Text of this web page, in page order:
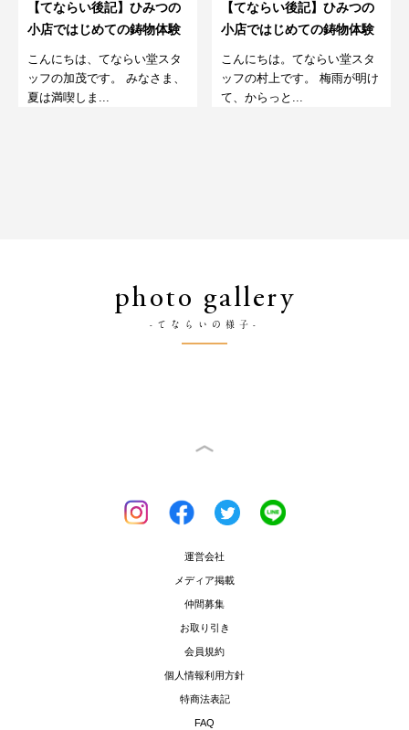
【てならい後記】ひみつの
小店ではじめての鋳物体験
こんにちは、てならい堂スタ
ッフの加茂です。 みなさま、
夏は満喫しま...
【てならい後記】ひみつの
小店ではじめての鋳物体験
こんにちは。てならい堂スタ
ッフの村上です。 梅雨が明け
て、からっと...
photo gallery
-てならいの様子-
運営会社
メディア掲載
仲間募集
お取り引き
会員規約
個人情報利用方針
特商法表記
FAQ